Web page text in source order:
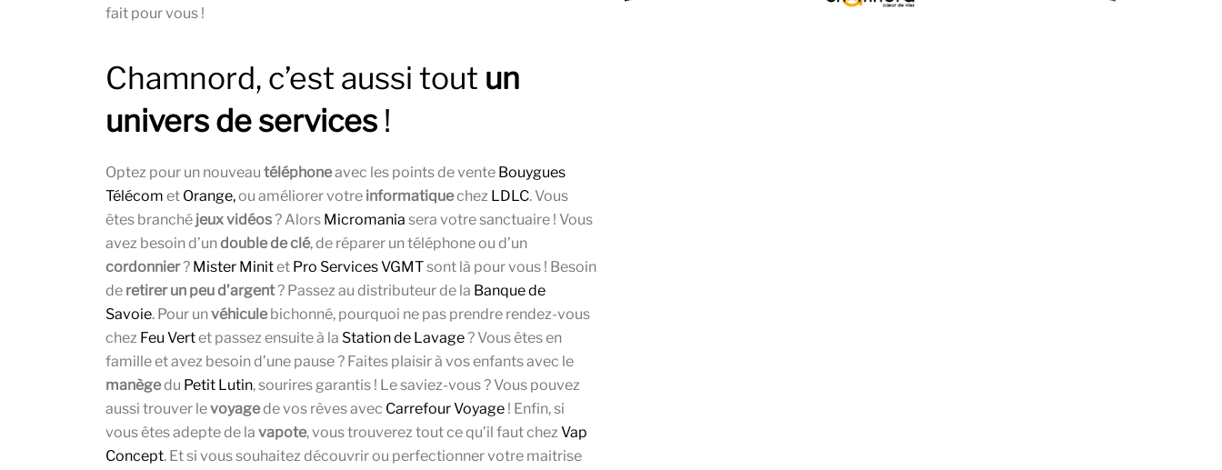
fait pour vous !
Chamnord, c’est aussi tout un
univers de services !
Optez pour un nouveau téléphoneavec les points de vente Bouygues
Télécom et Orange,ou améliorer votre informatiquechez LDLC. Vous
êtes branché jeux vidéos? Alors Micromania sera votre sanctuaire ! Vous
avez besoin d’undouble de clé, de réparer un téléphone ou d’un
cordonnier? Mister Minitet Pro Services VGMTsont là pour vous ! Besoin
de retirer un peu d’argent? Passez au distributeur de la Banque de
Savoie. Pour unvéhiculebichonné, pourquoi ne pas prendre rendez-vous
chez Feu Vertet passez ensuite à la Station de Lavage? Vous êtes en
famille et avez besoin d’une pause ? Faites plaisir à vos enfants avec le
manègedu Petit Lutin, sourires garantis ! Le saviez-vous ? Vous pouvez
aussi trouver levoyagede vos rêves avec Carrefour Voyage ! Enfin, si
vous êtes adepte de la vapote, vous trouverez tout ce qu’il faut chez Vap
Concept. Et si vous souhaitez découvrir ou perfectionner votre maitrise